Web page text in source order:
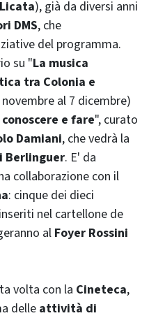
), già da diversi anni
DMS, che
del programma.
su "La musica
tra Colonia e
al 7 dicembre)
e fare", curato
Damiani, che vedrà la
Berlinguer. E' da
collaborazione con il
: cinque dei dieci
nel cartellone de
alFoyer Rossini
volta con la Cineteca,
delle attività di